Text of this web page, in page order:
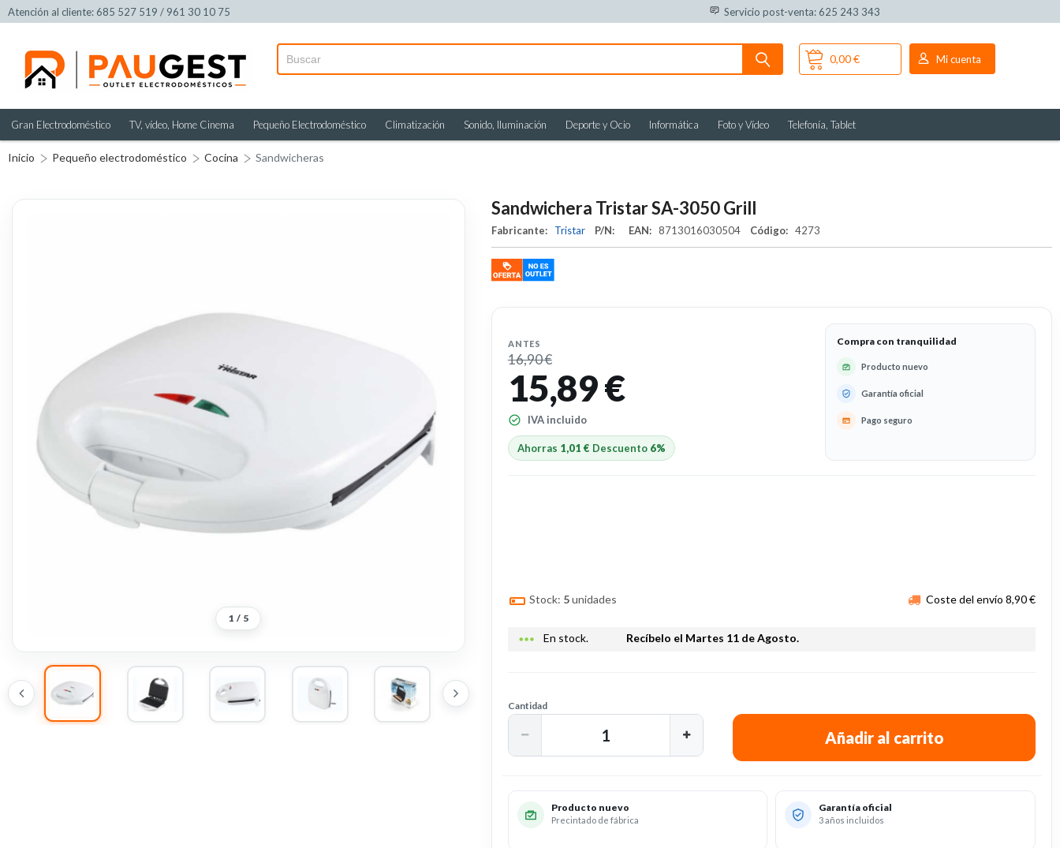
Atención al cliente: 685 527 519 / 961 30 10 75 Servicio post-venta: 625 243 343
0,00 € Mi cuenta
Gran Electrodoméstico TV, vídeo, Home Cinema Pequeño Electrodoméstico Climatización Sonido, Iluminación Deporte y Ocio Informática Foto y Vídeo Telefonía, Tablet
Inicio Pequeño electrodoméstico Cocina Sandwicheras
1 / 5
Sandwichera Tristar SA-3050 Grill
Fabricante: Tristar P/N: EAN: 8713016030504 Código: 4273
ANTES
16,90 €
15,89 €
IVA incluido
Ahorras 1,01 € Descuento 6%
Compra con tranquilidad
Producto nuevo
Garantía oficial
Pago seguro
Stock: 5unidades Coste del envío 8,90 €
more_horiz En stock. Recíbelo el Martes 11 de Agosto.
Cantidad
Producto nuevo
Precintado de fábrica
Garantía oficial
3 años incluidos